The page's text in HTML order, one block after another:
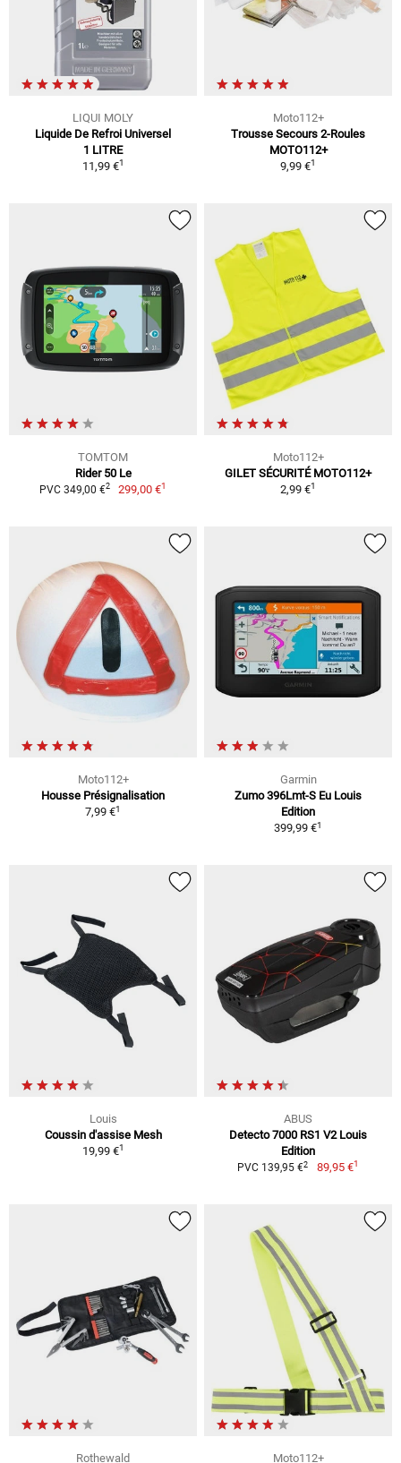
LIQUI MOLY
Liquide De Refroi Universel
1 LITRE
11,99 €1
Moto112+
Trousse Secours 2-Roules
MOTO112+
9,99 €1
TOMTOM
Rider 50 Le
PVC 349,00 €2 299,00 €1
Moto112+
GILET SÉCURITÉ MOTO112+
2,99 €1
Moto112+
Housse Présignalisation
7,99 €1
Garmin
Zumo 396Lmt-S Eu Louis
Edition
399,99 €1
Louis
Coussin d'assise Mesh
19,99 €1
ABUS
Detecto 7000 RS1 V2 Louis
Edition
PVC 139,95 €2 89,95 €1
Rothewald Moto112+